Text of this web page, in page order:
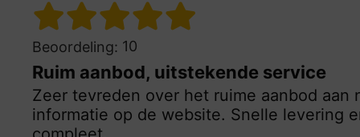
Beoordeling: 10
Ruim aanbod, uitstekende service
Zeer tevreden over het ruime aanbod
informatie op de website. Snelle levering